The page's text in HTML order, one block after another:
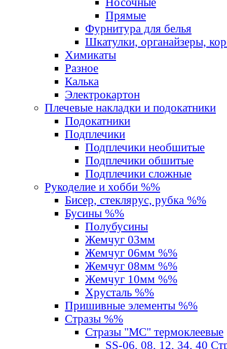
Прямые
Фурнитура для белья
Шкатулки, органайзеры,
Химикаты
Разное
Калька
Электрокартон
Плечевые накладки и подокатники
Подокатники
Подплечики
Подплечики необшитые
Подплечики обшитые
Подплечики сложные
Рукоделие и хобби %%
Бисер, стеклярус, рубка %%
Бусины %%
Полубусины
Жемчуг 03мм
Жемчуг 06мм %%
Жемчуг 08мм %%
Жемчуг 10мм %%
Хрусталь %%
Пришивные элементы %%
Стразы %%
Стразы "MС" термоклеевые
SS-06, 08, 12, 34, 40